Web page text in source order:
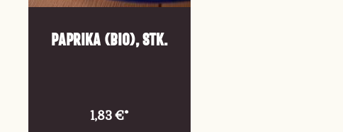
Paprika (Bio), Stk.
1,83 €*